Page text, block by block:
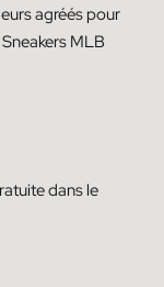
agréés pour
MLB
dans le